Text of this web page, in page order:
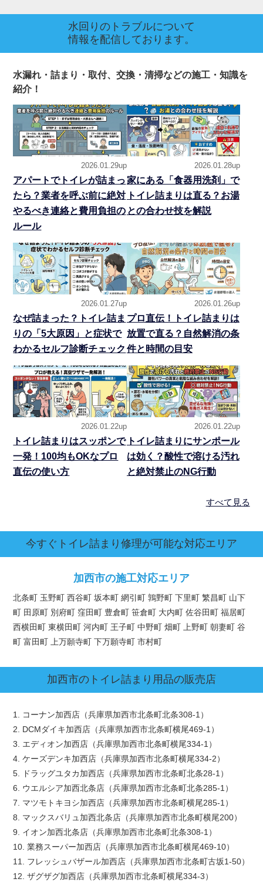
水回りのトラブルについて
情報を配信しております。
水漏れ・詰まり・取付、交換・清掃などの施工・知識を
紹介！
2026.01.29up
アパートでトイレが詰まっ
たら？業者を呼ぶ前に絶対
やるべき連絡と費用負担の
ルール
2026.01.28up
家にある「食器用洗剤」で
トイレ詰まりは直る？お湯
との合わせ技を解説
2026.01.27up
なぜ詰まった？トイレ詰ま
りの「5大原因」と症状で
わかるセルフ診断チェック
2026.01.26up
プロ直伝！トイレ詰まりは
放置で直る？自然解消の条
件と時間の目安
2026.01.22up
トイレ詰まりはスッポンで
一発！100均もOKなプロ
直伝の使い方
2026.01.22up
トイレ詰まりにサンポール
は効く？酸性で溶ける汚れ
と絶対禁止のNG行動
すべて見る
今すぐトイレ詰まり修理が可能な対応エリア
加西市の施工対応エリア
北条町 玉野町 西谷町 坂本町 網引町 鶉野町 下里町 繁昌町 山下
町 田原町 別府町 窪田町 豊倉町 笹倉町 大内町 佐谷田町 福居町
西横田町 東横田町 河内町 王子町 中野町 畑町 上野町 朝妻町 谷
町 富田町 上万願寺町 下万願寺町 市村町
加西市のトイレ詰まり用品の販売店
1. コーナン加西店（兵庫県加西市北条町北条308-1）
2. DCMダイキ加西店（兵庫県加西市北条町横尾469-1）
3. エディオン加西店（兵庫県加西市北条町横尾334-1）
4. ケーズデンキ加西店（兵庫県加西市北条町横尾334-2）
5. ドラッグユタカ加西店（兵庫県加西市北条町北条28-1）
6. ウエルシア加西北条店（兵庫県加西市北条町北条285-1）
7. マツモトキヨシ加西店（兵庫県加西市北条町横尾285-1）
8. マックスバリュ加西北条店（兵庫県加西市北条町横尾200）
9. イオン加西北条店（兵庫県加西市北条町北条308-1）
10. 業務スーパー加西店（兵庫県加西市北条町横尾469-10）
11. フレッシュバザール加西店（兵庫県加西市北条町古坂1-50）
12. ザグザグ加西店（兵庫県加西市北条町横尾334-3）